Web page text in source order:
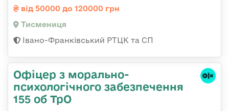
від 50000 до 120000 грн
Тисмениця
Івано-Франківський РТЦК та СП
Офіцер з морально-
психологічного забезпечення
155 об ТрО